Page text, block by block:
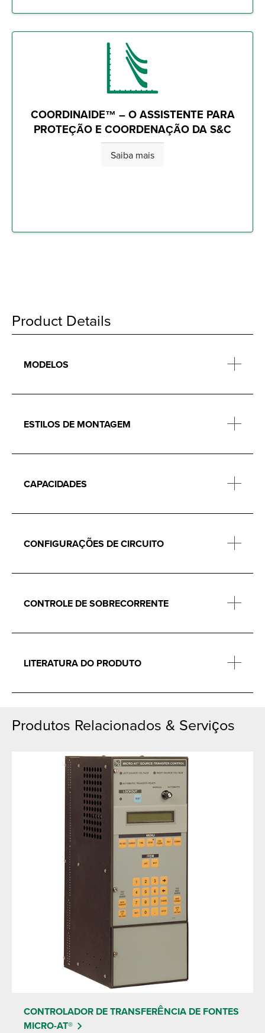
COORDINAIDE™ – O ASSISTENTE PARA
PROTEÇÃO E COORDENAÇÃO DA S&C
Saiba mais
Product Details
MODELOS
ESTILOS DE MONTAGEM
CAPACIDADES
CONFIGURAÇÕES DE CIRCUITO
CONTROLE DE SOBRECORRENTE
LITERATURA DO PRODUTO
Produtos Relacionados & Serviços
CONTROLADOR DE TRANSFERÊNCIA DE FONTES
MICRO-AT®